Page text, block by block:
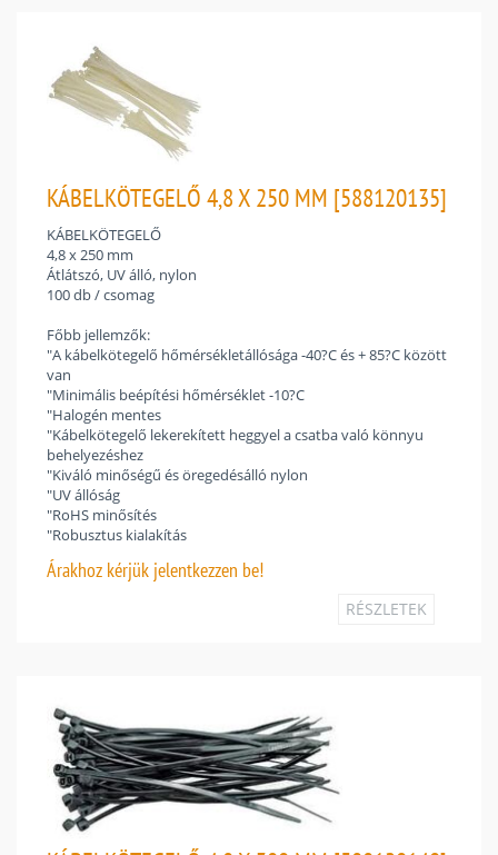
KÁBELKÖTEGELŐ 4,8 X 250 MM [588120135]
KÁBELKÖTEGELŐ
4,8 x 250 mm
Átlátszó, UV álló, nylon
100 db / csomag
Főbb jellemzők:
"A kábelkötegelő hőmérsékletállósága -40?C és + 85?C között
van
"Minimális beépítési hőmérséklet -10?C
"Halogén mentes
"Kábelkötegelő lekerekített heggyel a csatba való könnyu
behelyezéshez
"Kiváló minőségű és öregedésálló nylon
"UV állóság
"RoHS minősítés
"Robusztus kialakítás
Árakhoz kérjük jelentkezzen be!
RÉSZLETEK